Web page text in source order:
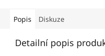
Popis Diskuze
Detailní popis